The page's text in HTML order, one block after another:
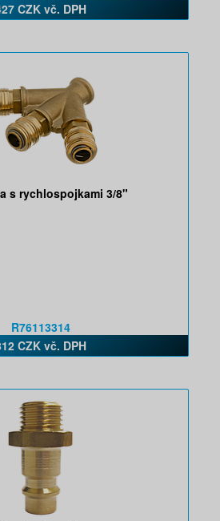
CZK vč. DPH
s rychlospojkami 3/8"
R76113314
CZK vč. DPH